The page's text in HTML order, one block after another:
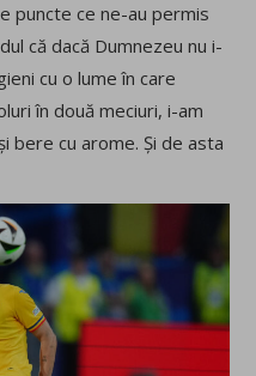
puncte ce ne-au permis
că dacă Dumnezeu nu i-
cu o lume în care
în două meciuri, i-am
bere cu arome. Și de asta